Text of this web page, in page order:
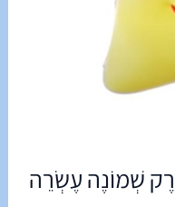
שְׁמוֹנֶה עֶשְׂרֵה